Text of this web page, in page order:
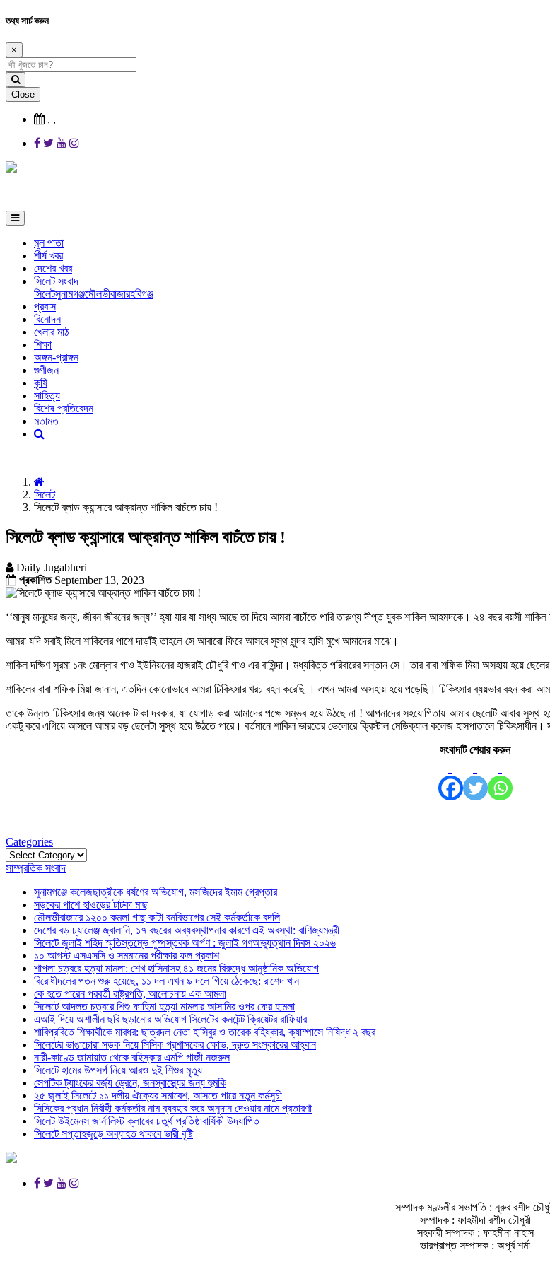
তথ্য সার্চ করুন
×
Close
, ,
মূল পাতা
শীর্ষ খবর
দেশের খবর
সিলেট সংবাদ
সিলেটসুনামগঞ্জমৌলভীবাজারহবিগঞ্জ
প্রবাস
বিনোদন
খেলার মাঠ
শিক্ষা
অঙ্গন-প্রাঙ্গন
গুণীজন
কৃষি
সাহিত্য
বিশেষ প্রতিবেদন
মতামত
সিলেট
সিলেটে ব্লাড ক্যান্সারে আক্রান্ত শাকিল বাচঁতে চায় !
সিলেটে ব্লাড ক্যান্সারে আক্রান্ত শাকিল বাচঁতে চায় !
Daily Jugabheri
প্রকাশিতSeptember 13, 2023
‘‘মানুষ মানুষের জন্য, জীবন জীবনের জন্য’’ হ্যা যার যা সাধ্য আছে তা দিয়ে আমরা বাচাঁতে পারি তারুণ্য দীপ্ত যুবক শাকিল আহমদকে। ২৪ বছর বয়সী
আমরা যদি সবাই মিলে শাকিলের পাশে দাড়াঁই তাহলে সে আবারো ফিরে আসবে সুস্থ সুন্দর হাসি মুখে আমাদের মাঝে।
শাকিল দক্ষিণ সুরমা ১নং মোল্লার গাও ইউনিয়নের হাজরাই চৌধুরি গাও এর বাসিন্দা। মধ্যবিত্ত পরিবারের সন্তান সে। তার বাবা শফিক মিয়া অসহায় হয়ে
শাকিলের বাবা শফিক মিয়া জানান, এতদিন কোনোভাবে আমরা চিকিৎসার খরচ বহন করেছি । এখন আমরা অসহায় হয়ে পড়েছি। চিকিৎসার ব্যয়ভার বহন করা
তাকে উন্নত চিকিৎসার জন্য অনেক টাকা দরকার, যা যোগাড় করা আমাদের পক্ষে সম্ভব হয়ে উঠছে না ! আপনাদের সহযোগিতায় আমার ছেলেটি আবার
একটু করে এগিয়ে আসলে আমার বড় ছেলেটা সুস্থ হয়ে উঠতে পারে। বর্তমানে শাকিল ভারতের ভেলোরে ক্রিস্টাল মেডিক্যাল কলেজ হাসপাতালে
সংবাদটি শেয়ার করুন
Categories
Categories
সাম্প্রতিক সংবাদ
সুনামগঞ্জে কলেজছাত্রীকে ধর্ষণের অভিযোগ, মসজিদের ইমাম গ্রেপ্তার
সড়কের পাশে হাওড়ের টাটকা মাছ
মৌলভীবাজারে ১২০০ কমলা গাছ কাটা বনবিভাগের সেই কর্মকর্তাকে বদলি
দেশের বড় চ্যালেঞ্জ জ্বালানি, ১৭ বছরের অব্যবস্থাপনার কারণে এই অবস্থা: বাণিজ্যমন্ত্রী
সিলেটে জুলাই শহিদ স্মৃতিস্তম্ভে পুষ্পস্তবক অর্পণ : জুলাই গণঅভ্যুত্থান দিবস ২০২৬
১০ আগস্ট এসএসসি ও সমমানের পরীক্ষার ফল প্রকাশ
শাপলা চত্বরে হত্যা মামলা: শেখ হাসিনাসহ ৪১ জনের বিরুদ্ধে আনুষ্ঠানিক অভিযোগ
বিরোধীদলের পতন শুরু হয়েছে, ১১ দল এখন ৯ দলে গিয়ে ঠেকেছে: রাশেদ খান
কে হতে পারেন পরবর্তী রাষ্ট্রপতি, আলোচনায় এক আমলা
সিলেটে আদলত চত্বরে শিশু ফাহিমা হত্যা মামলার আসামির ওপর ফের হামলা
এআই দিয়ে অশালীন ছবি ছড়ানোর অভিযোগ সিলেটের কনটেন্ট ক্রিয়েটর রাফিয়ার
শাবিপ্রবিতে শিক্ষার্থীকে মারধর: ছাত্রদল নেতা হাসিবুর ও তারেক বহিষ্কার, ক্যাম্পাসে নিষিদ্ধ ২ বছর
সিলেটের ভাঙাচোরা সড়ক নিয়ে সিসিক প্রশাসকের ক্ষোভ, দ্রুত সংস্কারের আহ্বান
নারী-কাণ্ডে জামায়াত থেকে বহিস্কার এমপি গাজী নজরুল
সিলেটে হামের উপসর্গ নিয়ে আরও দুই শিশুর মৃত্যু
সেপটিক ট্যাংকের বর্জ্য ড্রেনে, জনস্বাস্থ্যের জন্য হুমকি
২৫ জুলাই সিলেটে ১১ দলীয় ঐক্যের সমাবেশ, আসতে পারে নতুন কর্মসুচী
সিসিকের প্রধান নির্বাহী কর্মকর্তার নাম ব্যবহার করে অনুদান দেওয়ার নামে প্রতারণা
সিলেট উইমেনস জার্নালিস্ট ক্লাবের চতুর্থ প্রতিষ্ঠাবার্ষিকী উদযাপিত
সিলেটে সপ্তাহজুড়ে অব্যাহত থাকবে ভারী বৃষ্টি
সম্পাদক মণ্ডলীর সভাপতি : নূরুর রশীদ
সম্পাদক : ফাহমীদা রশীদ চৌধুরী
সহকারী সম্পাদক : ফাহমীনা নাহাস
ভারপ্রাপ্ত সম্পাদক : অপূর্ব শর্মা